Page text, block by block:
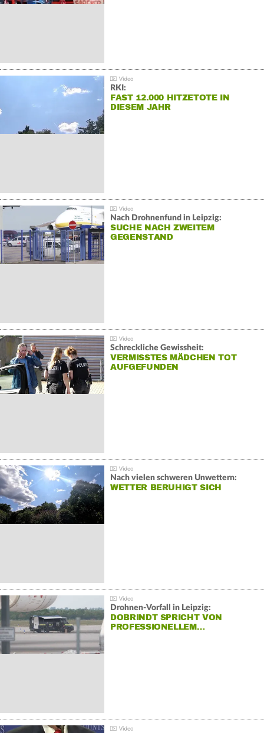
RKI:
FAST 12.000 HITZETOTE IN
DIESEM JAHR
Nach Drohnenfund in Leipzig:
SUCHE NACH ZWEITEM
GEGENSTAND
Schreckliche Gewissheit:
VERMISSTES MÄDCHEN TOT
AUFGEFUNDEN
Nach vielen schweren Unwettern:
WETTER BERUHIGT SICH
Drohnen-Vorfall in Leipzig:
DOBRINDT SPRICHT VON
PROFESSIONELLEM…